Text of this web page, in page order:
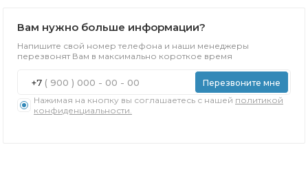
Вам нужно больше информации?
Напишите свой номер телефона и наши менеджеры
перезвонят Вам в максимально короткое время
+7
Перезвоните мне
Нажимая на кнопку вы соглашаетесь с нашей политикой
конфиденциальности.